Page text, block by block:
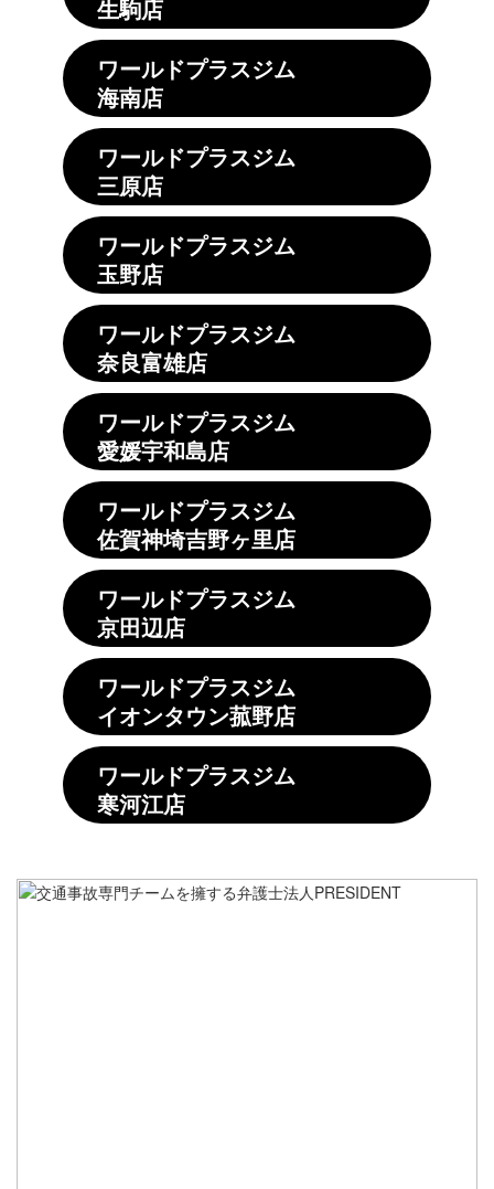
生駒店
ワールドプラスジム
海南店
ワールドプラスジム
三原店
ワールドプラスジム
玉野店
ワールドプラスジム
奈良富雄店
ワールドプラスジム
愛媛宇和島店
ワールドプラスジム
佐賀神埼吉野ヶ里店
ワールドプラスジム
京田辺店
ワールドプラスジム
イオンタウン菰野店
ワールドプラスジム
寒河江店